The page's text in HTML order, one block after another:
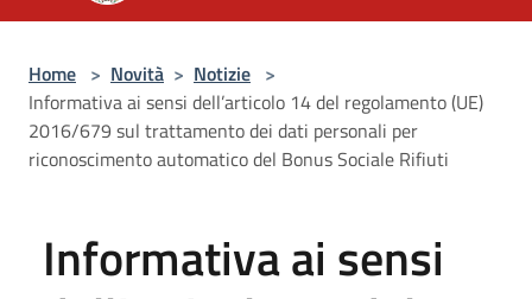
Home > Novità > Notizie >
Informativa ai sensi dell’articolo 14 del regolamento (UE)
2016/679 sul trattamento dei dati personali per
riconoscimento automatico del Bonus Sociale Rifiuti
Informativa ai sensi